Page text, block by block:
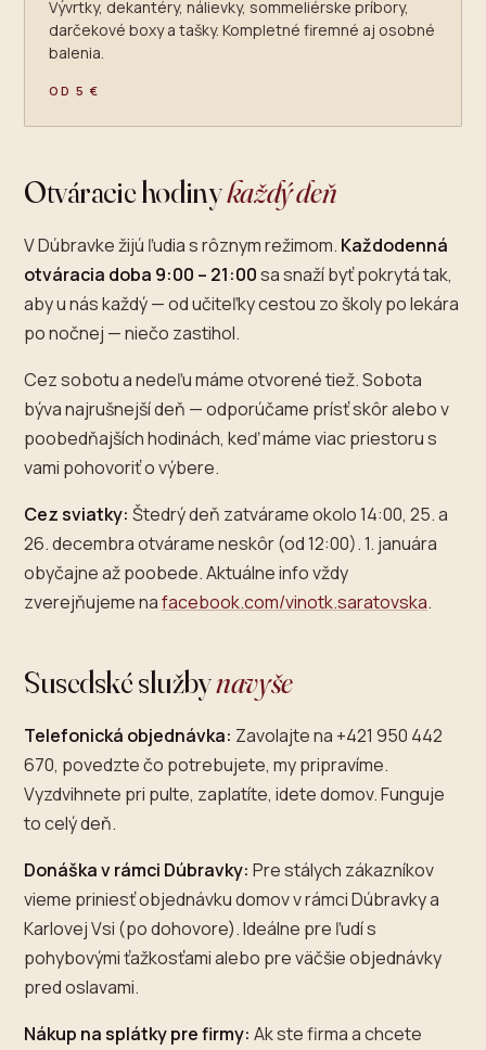
Vývrtky, dekantéry, nálievky, sommeliérske príbory,
darčekové boxy a tašky. Kompletné firemné aj osobné
balenia.
OD 5 €
Otváracie hodinykaždý deň
V Dúbravke žijú ľudia s rôznym režimom. Každodenná
otváracia doba 9:00 – 21:00sa snaží byť pokrytá tak,
aby u nás každý — od učiteľky cestou zo školy po lekára
po nočnej — niečo zastihol.
Cez sobotu a nedeľu máme otvorené tiež. Sobota
býva najrušnejší deň — odporúčame prísť skôr alebo v
poobedňajších hodinách, keď máme viac priestoru s
vami pohovoriť o výbere.
Cez sviatky: Štedrý deň zatvárame okolo 14:00, 25. a
26. decembra otvárame neskôr (od 12:00). 1. januára
obyčajne až poobede. Aktuálne info vždy
zverejňujeme nafacebook.com/vinotk.saratovska.
Susedské službynavyše
Telefonická objednávka: Zavolajte na +421 950 442
670, povedzte čo potrebujete, my pripravíme.
Vyzdvihnete pri pulte, zaplatíte, idete domov. Funguje
to celý deň.
Donáška v rámci Dúbravky: Pre stálych zákazníkov
vieme priniesť objednávku domov v rámci Dúbravky a
Karlovej Vsi (po dohovore). Ideálne pre ľudí s
pohybovými ťažkosťami alebo pre väčšie objednávky
pred oslavami.
Nákup na splátky pre firmy: Ak ste firma a chcete